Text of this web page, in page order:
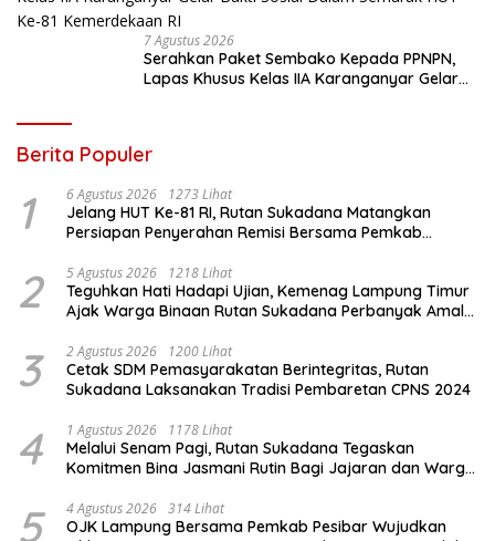
7 Agustus 2026
Serahkan Paket Sembako Kepada PPNPN,
Lapas Khusus Kelas IIA Karanganyar Gelar
Berita Populer
1 6 Agustus 2026 1273 Lihat
Jelang HUT Ke-81 RI, Rutan Sukadana Matangkan
Persiapan Penyerahan Remisi Bersama Pemkab
2 5 Agustus 2026 1218 Lihat
Teguhkan Hati Hadapi Ujian, Kemenag Lampung Timur
Ajak Warga Binaan Rutan Sukadana Perbanyak Amal
3 2 Agustus 2026 1200 Lihat
Cetak SDM Pemasyarakatan Berintegritas, Rutan
Sukadana Laksanakan Tradisi Pembaretan CPNS 2024
4 1 Agustus 2026 1178 Lihat
Melalui Senam Pagi, Rutan Sukadana Tegaskan
Komitmen Bina Jasmani Rutin Bagi Jajaran dan Warga
5 4 Agustus 2026 314 Lihat
OJK Lampung Bersama Pemkab Pesibar Wujudkan